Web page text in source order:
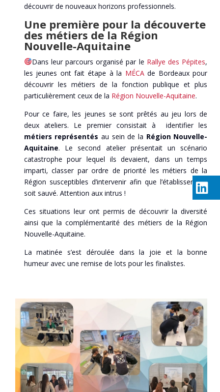
découvrir de nouveaux horizons professionnels.
Une première pour la découverte
des métiers de la Région
Nouvelle-Aquitaine
Dans leur parcours organisé par le Rallye des Pépites,
les jeunes ont fait étape à la MÉCAde Bordeaux pour
découvrir les métiers de la fonction publique et plus
particulièrement ceux de la Région Nouvelle-Aquitaine.
Pour ce faire, les jeunes se sont prêtés au jeu lors de
deux ateliers. Le premier consistait à identifier les
métiers représentés au sein de la Région Nouvelle-
Aquitaine. Le second atelier présentait un scénario
catastrophe pour lequel ils devaient, dans un temps
imparti, classer par ordre de priorité les métiers de la
Région susceptibles d’intervenir afin que l’établissement
soit sauvé. Attention aux intrus !
Ces situations leur ont permis de découvrir la diversité
ainsi que la complémentarité des métiers de la Région
Nouvelle-Aquitaine.
La matinée s’est déroulée dans la joie et la bonne
humeur avec une remise de lots pour les finalistes.